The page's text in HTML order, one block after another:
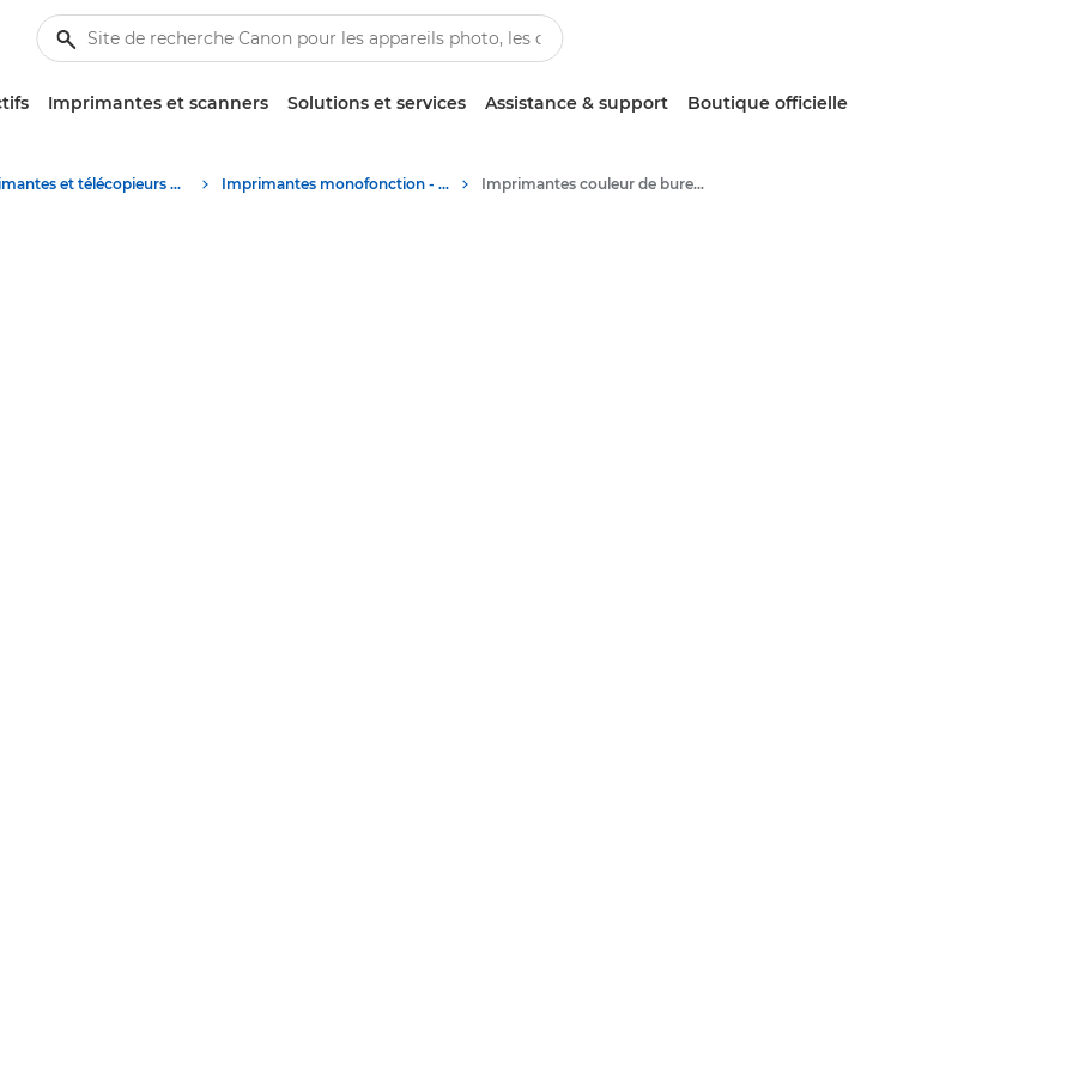
Imprimantes et scanners Solutions et services Assistance & support Boutique officielle
Imprimantes et télécopieurs professionnels Imprimantes monofonction - Canon France Imprimantes couleur de bureau